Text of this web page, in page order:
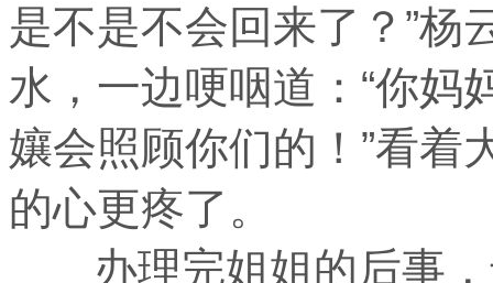
是不是不会回来了？”杨
水，一边哽咽道：“你妈
孃会照顾你们的！”看着
的心更疼了。
办理完姐姐的后事，